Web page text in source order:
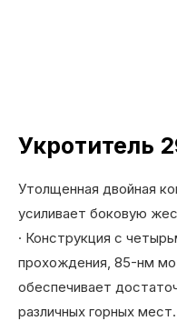
Укротитель
Утолщенная двойная
усиливает боковую
· Конструкция с
прохождения, 85-нм
обеспечивает
различных горных мест.